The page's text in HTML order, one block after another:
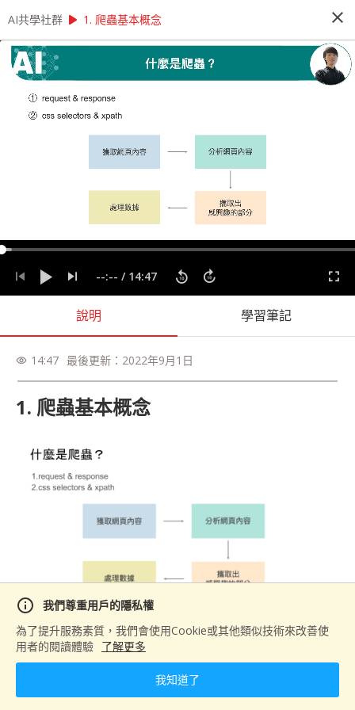
AI共學社群 play_arrow Python 網路爬蟲實戰經驗分享
Python 網路爬蟲實戰經驗分享
本課程專家將介紹網路爬蟲基本觀念， 進一步說明
HTML、CSS 基本架構以利程式碼撰寫， 接著講解
爬取網站資料。
info
我們尊重用戶的隱私權
為了提升服務素質，我們會使用Cookie或其他類似技術來改善使
用者的閱讀體驗 了解更多
我知道了
AI共學社群 play_arrow 1. 爬蟲基本概念 close
--:-- / 14:47
說明 學習筆記
visibility 14:47 最後更新： 2022年9月1日
1. 爬蟲基本概念